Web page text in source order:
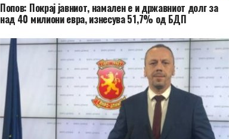
Попов: Покрај јавниот, намален е и државниот долг за
над 40 милиони евра, изнесува 51,7% од БДП